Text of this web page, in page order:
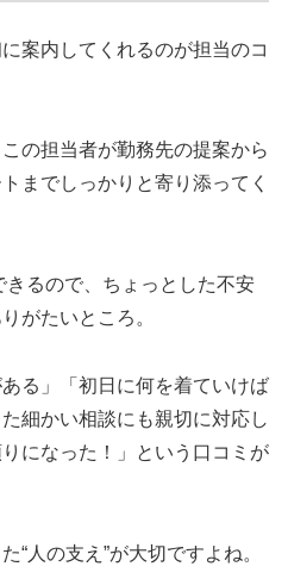
案内してくれるのが担当のコ
の担当者が勤務先の提案から
までしっかりと寄り添ってく
きるので、ちょっとした不安
がたいところ。
る」「初日に何を着ていけば
細かい相談にも親切に対応し
になった！」という口コミが
“人の支え”が大切ですよね。